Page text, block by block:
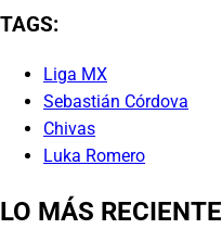
TAGS:
Liga MX
Sebastián Córdova
Chivas
Luka Romero
LO MÁS RECIENTE